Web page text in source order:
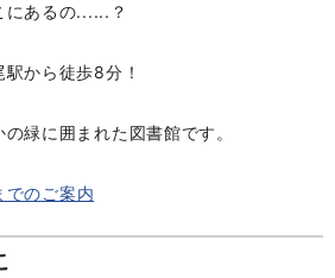
にあるの......？
から徒歩8分！
緑に囲まれた図書館です。
でのご案内